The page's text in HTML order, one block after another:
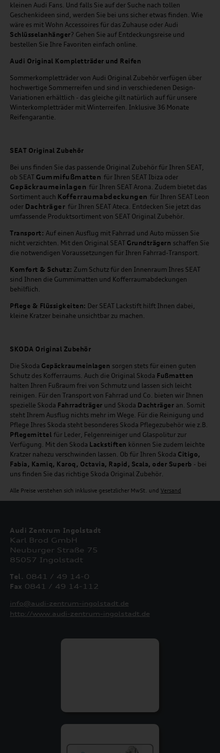
kleinen Audi Fans. Und falls Sie auf der Suche nach tollen
Geschenkideen sind, werden Sie bei uns sicher etwas finden. Wie
wäre es mit Wohn Accessoires für das Zuhause oder Audi
Schlüsselanhänger? Gehen Sie auf Entdeckungsreise und
bestellen Sie Ihre Favoriten einfach online.
Audi Original Kompletträder und Reifen
Sommerkompletträder von Audi Original Zubehör verfügen über
hochwertige Sommerreifen und sind in verschiedenen Design-
Variationen erhältlich - das gleiche gilt natürlich auf für unsere
Winterkompletträder mit Winterreifen. Inklusive 36 Monate
Reifengarantie.
SEAT Original Zubehör
Bei uns finden Sie das passende Original Zubehör für Ihren SEAT,
ob SEAT Gummifußmatten für Ihren SEAT Ibiza oder
Gepäckraumeinlagen für Ihren SEAT Arona. Zudem bietet das
Sortiment auch Kofferraumabdeckungen für Ihren SEAT Leon
oder Dachträger für Ihren SEAT Ateca. Entdecken Sie jetzt das
umfassende Produktsortiment von SEAT Original Zubehör.
Transport: Auf einen Ausflug mit Fahrrad und Auto müssen Sie
nicht verzichten. Mit den Original SEAT Grundträgern schaffen Sie
die notwendigen Voraussetzungen für Ihren Fahrrad-Transport.
Komfort & Schutz: Zum Schutz für den Innenraum Ihres SEAT
sind Ihnen die Gummimatten und Kofferraumabdeckungen
behilflich.
Pflege & Flüssigkeiten: Der SEAT Lackstift hilft Ihnen dabei,
kleine Kratzer beinahe unsichtbar zu machen.
SKODA Original Zubehör
Die Skoda Gepäckraumeinlagen sorgen stets für einen guten
Schutz des Kofferraums. Auch die Original Skoda Fußmatten
halten Ihren Fußraum frei von Schmutz und lassen sich leicht
reinigen. Für den Transport von Fahrrad und Co. bieten wir Ihnen
spezielle Skoda Fahrradträger und Skoda Dachträger an. Somit
steht Ihrem Ausflug nichts mehr im Wege. Für die Reinigung und
Pflege Ihres Skoda steht besonderes Skoda Pflegezubehör wie z.B.
Pflegemittel für Leder, Felgenreiniger und Glaspolitur zur
Verfügung. Mit den Skoda Lackstiften können Sie zudem leichte
Kratzer nahezu verschwinden lassen. Ob für Ihren Skoda Citigo,
Fabia, Kamiq, Karoq, Octavia, Rapid, Scala, oder Superb - bei
uns finden Sie das richtige Skoda Original Zubehör.
Alle Preise verstehen sich inklusive gesetzlicher MwSt. und Versand
Audi Zentrum Ingolstadt
Karl Brod GmbH
Neuburger Straße 75
85057 Ingolstadt
Tel. 0841 / 49 14-0
Fax 0841 / 49 14-112
info@audi-zentrum-ingolstadt.de
http://www.audi-zentrum-ingolstadt.de